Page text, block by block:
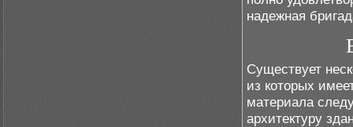
надежная
Существует
из которых
материала
архитектуру